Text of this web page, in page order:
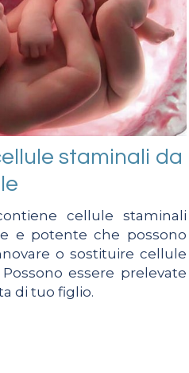
staminali da
cellule staminali
e potente che possono
o sostituire cellule
essere prelevate
di tuo figlio.